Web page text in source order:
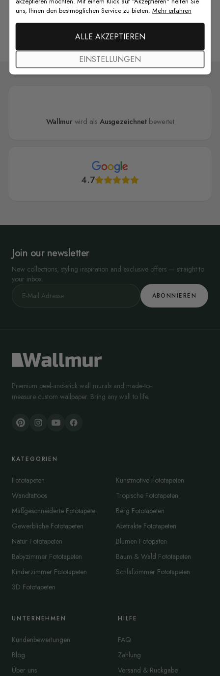
alle kundenfotos ansehen
Wallmur wird alsAusgezeichnetbewertet
4.7
Join our newsletter
New collections, styling inspiration and exclusive offers — straight to
your inbox.
ABONNIEREN
Premium peel-and-stick wall murals and made-to-
measure custom wallpaper. Bring any wall to life.
KATEGORIEN
Fototapeten
Wandtattoos
Maßgeschneiderte Fototapete
Gewerbliche Fototapeten
Natur Fototapeten
Babyzimmer Fototapeten
Kinderzimmer Fototapeten
3D Fototapeten
Kunstmotive Fototapeten
Tropische Fototapeten
Berg Fototapeten
Abstrakte Fototapeten
Blumen Fotopaten
Baum & Wald Fototapeten
Schlafzimmer Fototapeten
UNTERNEHMEN
Kundenbewertungen
Blog
Über uns
HILFE
FAQ
Zahlung
Versand & Rückgabe
uns, Ihnen den bestmöglichen Service zu bieten. Mehr erfahren
ALLE AKZEPTIEREN
EINSTELLUNGEN